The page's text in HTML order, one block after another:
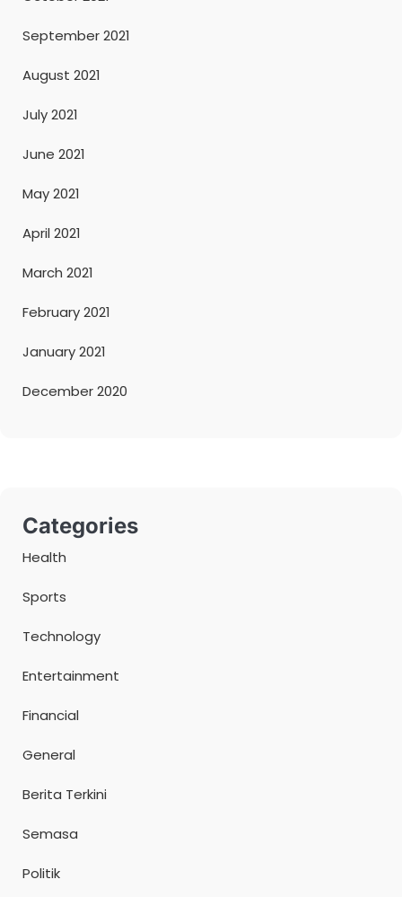
September 2021
August 2021
July 2021
June 2021
May 2021
April 2021
March 2021
February 2021
January 2021
December 2020
Categories
Health
Sports
Technology
Entertainment
Financial
General
Berita Terkini
Semasa
Politik